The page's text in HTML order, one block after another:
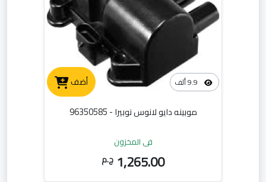
أضف
موبينه دايو لانوس نوبيرا - 96350585
في المخزون
1,265.00 ج.م